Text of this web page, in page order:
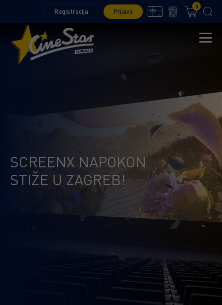
Registracija Prijava
0
SCREENX NAPOKON
STIŽE U ZAGREB!